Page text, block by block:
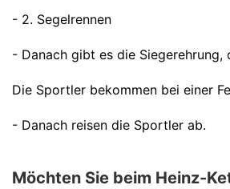
- 2. Segelrennen
- Danach gibt es die Siegerehrung,
Die Sportler bekommen bei einer
- Danach reisen die Sportler ab.
Möchten Sie beim Heinz-